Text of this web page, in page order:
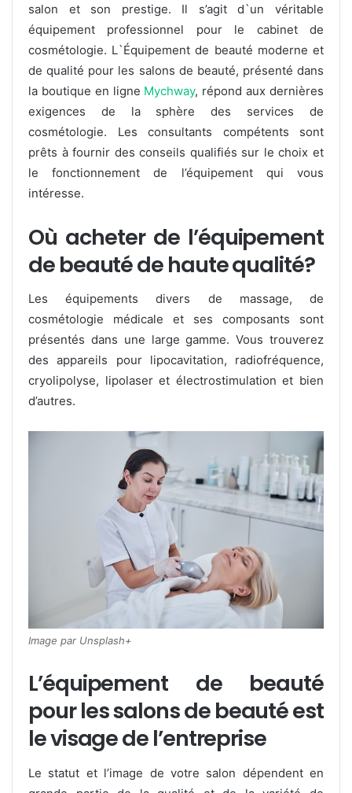
salon et son prestige. Il s’agit d`un véritable
équipement professionnel pour le cabinet de
cosmétologie. L`Équipement de beauté moderne et
de qualité pour les salons de beauté, présenté dans
la boutique en ligne Mychway, répond aux dernières
exigences de la sphère des services de
cosmétologie. Les consultants compétents sont
prêts à fournir des conseils qualifiés sur le choix et
le fonctionnement de l’équipement qui vous
intéresse.
Où acheter de l’équipement
de beauté de haute qualité?
Les équipements divers de massage, de
cosmétologie médicale et ses composants sont
présentés dans une large gamme. Vous trouverez
des appareils pour lipocavitation, radiofréquence,
cryolipolyse, lipolaser et électrostimulation et bien
d’autres.
Image par Unsplash+
L’équipement de beauté
pour les salons de beauté est
le visage de l’entreprise
Le statut et l’image de votre salon dépendent en